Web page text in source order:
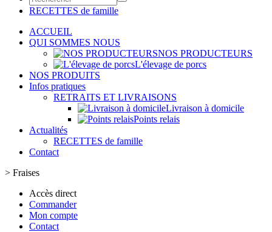
RECETTES de famille
ACCUEIL
QUI SOMMES NOUS
NOS PRODUCTEURS
L'élevage de porcs
NOS PRODUITS
Infos pratiques
RETRAITS ET LIVRAISONS
Livraison à domicile
Points relais
Actualités
RECETTES de famille
Contact
> Fraises
Accès direct
Commander
Mon compte
Contact